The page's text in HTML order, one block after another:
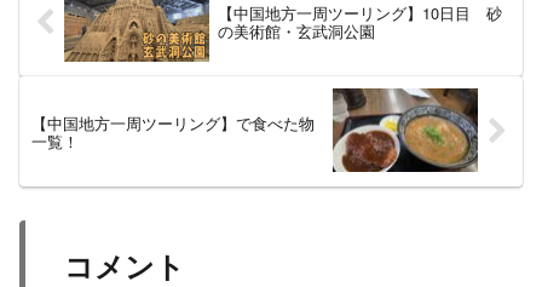
【中国地方一周ツーリング】10日目 砂
の美術館・玄武洞公園
【中国地方一周ツーリング】で食べた物
一覧！
コメント